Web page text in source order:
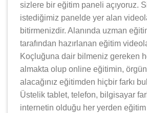
sizlere bir eğitim paneli açıyoruz.
istediğimiz panelde yer alan
bitirmenizdir. Alanında uzman
tarafından hazırlanan eğitim
Koçluğuna dair bilmeniz gereken
almakta olup online eğitimin,
alacağınız eğitimden hiçbir farkı
Üstelik tablet, telefon, bilgisayar
internetin olduğu her yerden eğitim